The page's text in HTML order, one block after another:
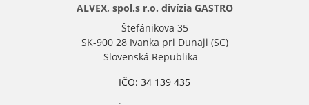
ALVEX, spol.s r.o. divízia GASTRO
Štefánikova 35
SK-900 28 Ivanka pri Dunaji (SC)
Slovenská Republika
IČO: 34 139 435